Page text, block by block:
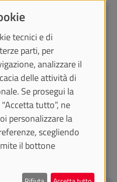
MSCA@UniTo 2026
finanziate da
finanziate da Horizon
tecnici e di
parti, per
analizzare il
delle attività di
Se prosegui la
tutto”, ne
personalizzare la
scegliendo
il bottone